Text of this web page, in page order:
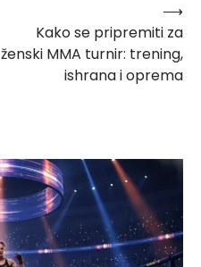
Kako se pripremiti za
ženski MMA turnir: trening,
ishrana i oprema
⟶